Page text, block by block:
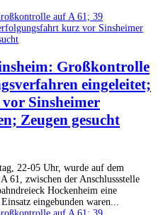
Großkontrolle
eingeleitet;
Sinsheimer
Zeugen gesucht
22-05 Uhr, wurde auf dem
61, zwischen der Anschlussstelle
Hockenheim eine
eingebunden waren...